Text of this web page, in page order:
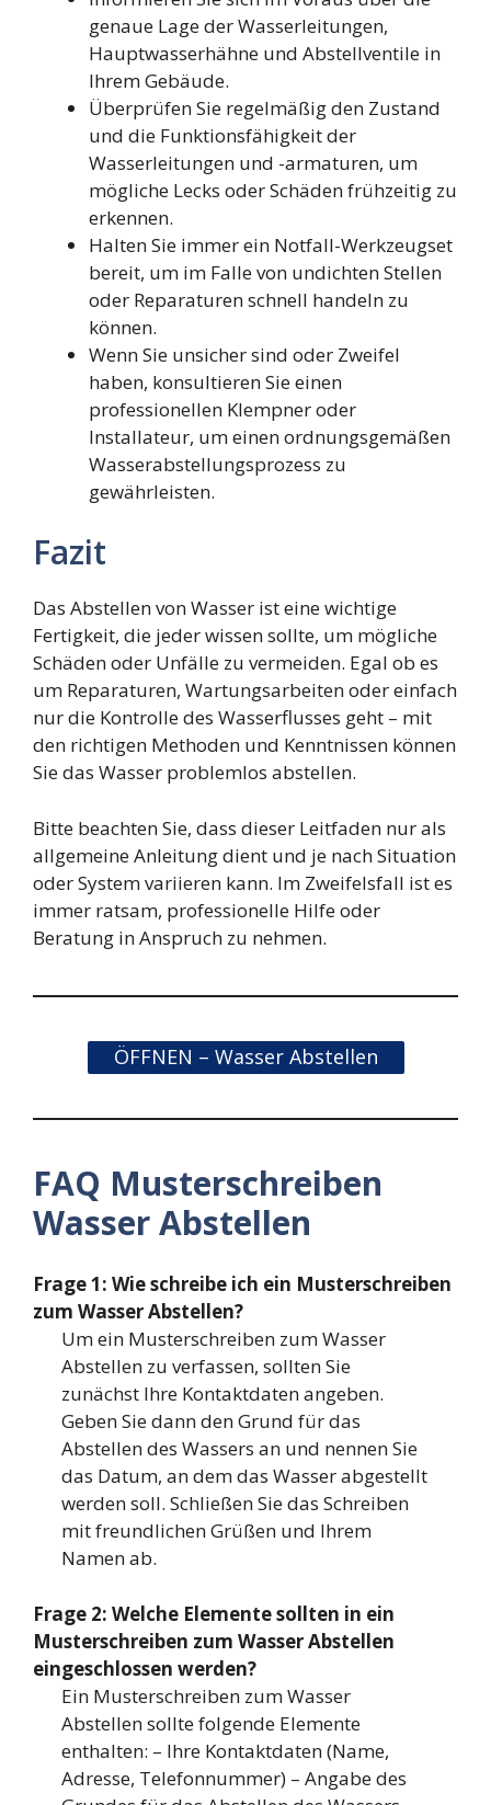
genaue Lage der Wasserleitungen,
Hauptwasserhähne und Abstellventile in
Ihrem Gebäude.
Überprüfen Sie regelmäßig den Zustand
und die Funktionsfähigkeit der
Wasserleitungen und -armaturen, um
mögliche Lecks oder Schäden frühzeitig zu
erkennen.
Halten Sie immer ein Notfall-Werkzeugset
bereit, um im Falle von undichten Stellen
oder Reparaturen schnell handeln zu
können.
Wenn Sie unsicher sind oder Zweifel
haben, konsultieren Sie einen
professionellen Klempner oder
Installateur, um einen ordnungsgemäßen
Wasserabstellungsprozess zu
gewährleisten.
Fazit
Das Abstellen von Wasser ist eine wichtige
Fertigkeit, die jeder wissen sollte, um mögliche
Schäden oder Unfälle zu vermeiden. Egal ob es
um Reparaturen, Wartungsarbeiten oder einfach
nur die Kontrolle des Wasserflusses geht – mit
den richtigen Methoden und Kenntnissen können
Sie das Wasser problemlos abstellen.
Bitte beachten Sie, dass dieser Leitfaden nur als
allgemeine Anleitung dient und je nach Situation
oder System variieren kann. Im Zweifelsfall ist es
immer ratsam, professionelle Hilfe oder
Beratung in Anspruch zu nehmen.
ÖFFNEN – Wasser Abstellen
FAQ Musterschreiben
Wasser Abstellen
Frage 1: Wie schreibe ich ein Musterschreiben
zum Wasser Abstellen?
Um ein Musterschreiben zum Wasser
Abstellen zu verfassen, sollten Sie
zunächst Ihre Kontaktdaten angeben.
Geben Sie dann den Grund für das
Abstellen des Wassers an und nennen Sie
das Datum, an dem das Wasser abgestellt
werden soll. Schließen Sie das Schreiben
mit freundlichen Grüßen und Ihrem
Namen ab.
Frage 2: Welche Elemente sollten in ein
Musterschreiben zum Wasser Abstellen
eingeschlossen werden?
Ein Musterschreiben zum Wasser
Abstellen sollte folgende Elemente
enthalten: – Ihre Kontaktdaten (Name,
Adresse, Telefonnummer) – Angabe des